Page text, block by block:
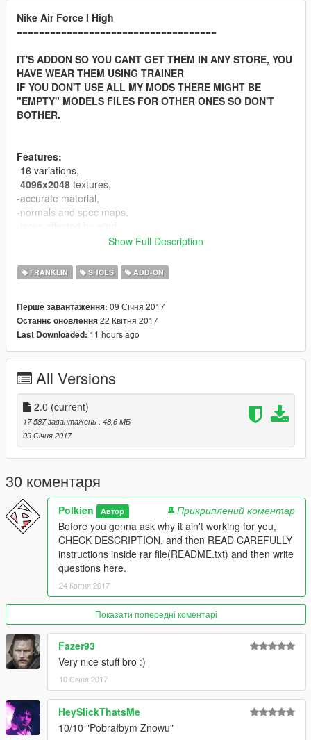
Nike Air Force I High
====================================
IT'S ADDON SO YOU CANT GET THEM IN ANY STORE, YOU
HAVE WEAR THEM USING TRAINER
IF YOU DON'T USE ALL MY MODS THERE MIGHT BE
"EMPTY" MODELS FILES FOR OTHER ONES SO DON'T
BOTHER.
Features:
-16 variations,
-4096x2048 textures,
-accurate material,
-normals and spec maps,
CHANGELOG:
vertex colors.
Known bugs:
-equal vertices count comparing to original mesh, it's GIMS
CREDITS
====================================
-3Doomer - GIMS EVO for GTA V,
-NBA2k17 - base model and textures.
====================================
Show Full Description
FRANKLIN SHOES ADD-ON
Перше завантаження: 09 Січня 2017
Останнє оновлення22 Квітня 2017
Last Downloaded: 11 hours ago
All Versions
2.0 (current)
17 587 завантажень , 48,6 МБ
09 Січня 2017
30 коментаря
Polkien Автор
Прикриплений коментар
Before you gonna ask why it ain't working for you,
CHECK DESCRIPTION, and then READ CAREFULLY
instructions inside rar file(README.txt) and then write
questions here.
24 Квітня 2017
Показати попередні коментарі
Fazer93
Very nice stuff bro :)
10 Січня 2017
HeySlickThatsMe
10/10 "Pobrałbym Znowu"